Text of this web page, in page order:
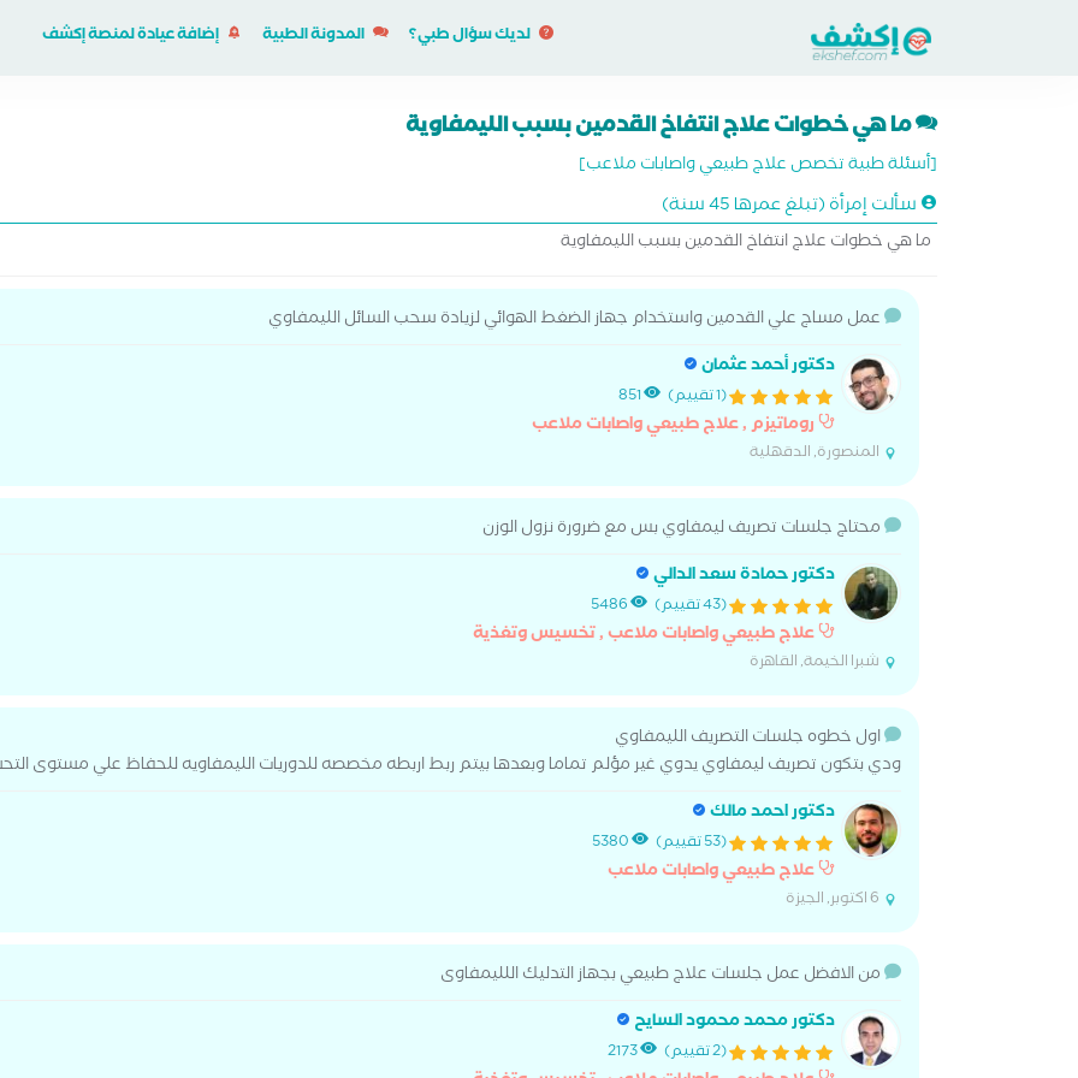
لديك سؤال طبي؟ المدونة الطبية إضافة عيادة لمنصة إكشف
ما هي خطوات علاج انتفاخ القدمين بسبب الليمفاوية
[أسئلة طبية تخصص علاج طبيعي واصابات ملاعب]
سألت إمرأة (تبلغ عمرها 45 سنة)
ما هي خطوات علاج انتفاخ القدمين بسبب الليمفاوية
عمل مساج علي القدمين واستخدام جهاز الضغط الهوائي لزيادة سحب السائل الليمفاوي
دكتور أحمد عثمان
(1 تقييم) 851
روماتيزم , علاج طبيعي واصابات ملاعب
المنصورة, الدقهلية
محتاج جلسات تصريف ليمفاوي بس مع ضرورة نزول الوزن
دكتور حمادة سعد الدالي
(43 تقييم) 5486
علاج طبيعي واصابات ملاعب , تخسيس وتغذية
شبرا الخيمة, القاهرة
اول خطوه جلسات التصريف الليمفاوي
ودي بتكون تصريف ليمفاوي يدوي غير مؤلم تماما وبعدها بيتم ربط اربطه مخصصه للدوريات الليمفاويه للحفاظ علي مستوى
دكتور احمد مالك
(53 تقييم) 5380
علاج طبيعي واصابات ملاعب
6 اكتوبر, الجيزة
من الافضل عمل جلسات علاج طبيعي بجهاز التدليك اللليمفاوى
دكتور محمد محمود السايح
(2 تقييم) 2173